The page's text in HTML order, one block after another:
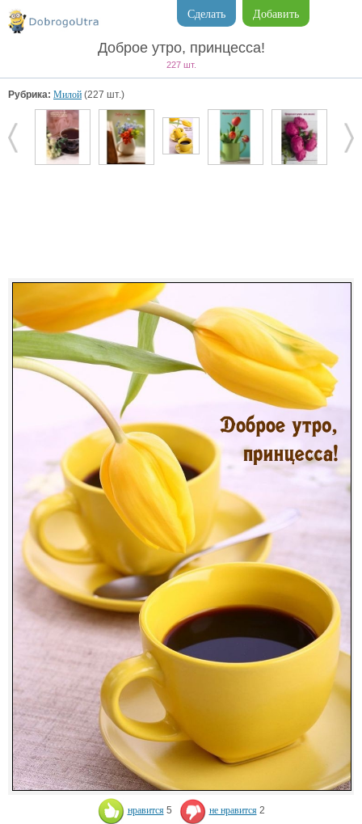
Добавить
Сделать
Доброе утро, принцесса!
227 шт.
Рубрика: Милой (227 шт.)
нравится 5 не нравится 2